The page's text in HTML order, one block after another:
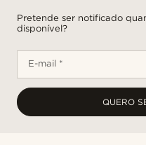
Pretende ser notificado
disponível?
E-mail *
QUERO